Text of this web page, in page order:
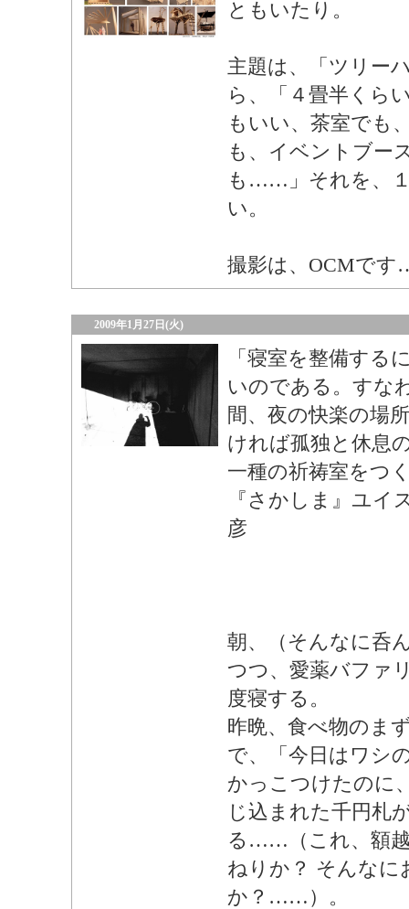
ともいたり。
主題は、「ツリー
ら、「４畳半くら
もいい、茶室でも
も、イベントブー
も……」それを、
い。
撮影は、OCMで
2009年1月27日(火)
「寝室を整備する
いのである。すな
間、夜の快楽の場
ければ孤独と休息
一種の祈祷室をつ
『さかしま』ユ
彦
朝、（そんなに呑
つつ、愛薬バファ
度寝する。
昨晩、食べ物のま
で、「今日はワシ
かっこつけたのに
じ込まれた千円札
る……（これ、額
ねりか？ そんなに
か？……）。